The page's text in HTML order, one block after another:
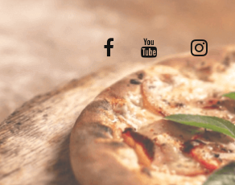
VOS AVIS
MENTIONS LÉGALES
C.G.V